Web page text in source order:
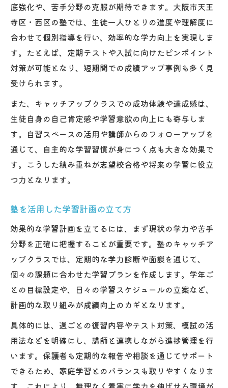
底強化や、苦手分野の克服が期待できます。大阪市天王
寺区・西区の塾では、生徒一人ひとりの進度や理解度に
合わせて個別指導を行い、効率的な学力向上を実現しま
す。たとえば、定期テストや入試に向けたピンポイント
対策が可能となり、短期間での成績アップ事例も多く見
受けられます。
また、キャッチアップクラスでの成功体験や達成感は、
生徒自身の自己肯定感や学習意欲の向上にも寄与しま
す。自習スペースの活用や講師からのフォローアップを
通じて、自主的な学習習慣が身につく点も大きな効果で
す。こうした積み重ねが志望校合格や将来の学習に役立
つ力となります。
塾を活用した学習計画の立て方
効果的な学習計画を立てるには、まず現状の学力や苦手
分野を正確に把握することが重要です。塾のキャッチア
ップクラスでは、定期的な学力診断や面談を通じて、
個々の課題に合わせた学習プランを作成します。学年ご
との目標設定や、日々の学習スケジュールの立案など、
計画的な取り組みが成績向上のカギとなります。
具体的には、週ごとの復習内容やテスト対策、模試の活
用法などを明確にし、講師と連携しながら進捗管理を行
います。保護者も定期的な報告や相談を通じてサポート
できるため、家庭学習とのバランスも取りやすくなりま